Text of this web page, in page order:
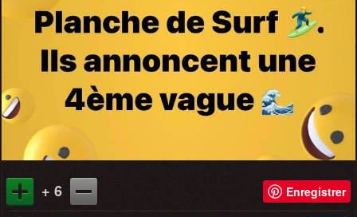
+ 6 Enregistrer